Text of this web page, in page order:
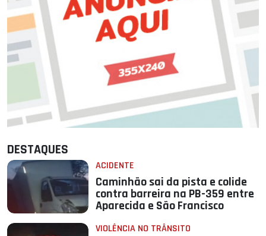
DESTAQUES
ACIDENTE
Caminhão sai da pista e colide
contra barreira na PB-359 entre
Aparecida e São Francisco
VIOLÊNCIA NO TRÂNSITO